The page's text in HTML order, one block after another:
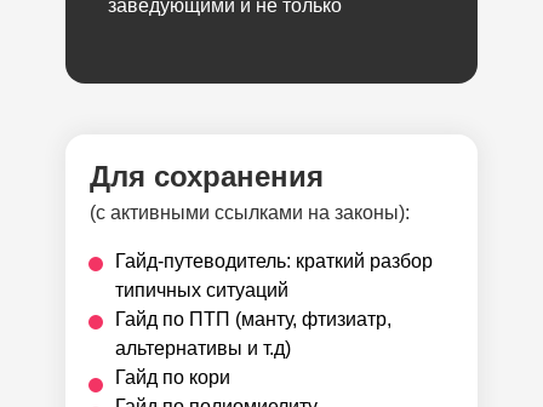
заведующими и не только
Гайд-путеводитель: краткий разбор
типичных ситуаций
Гайд по ПТП (манту, фтизиатр,
альтернативы и т.д)
Гайд по кори
Для сохранения
(с активными ссылками на законы):